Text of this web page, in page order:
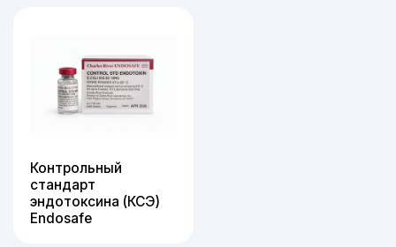
Контрольный
стандарт
эндотоксина (КСЭ)
Endosafe